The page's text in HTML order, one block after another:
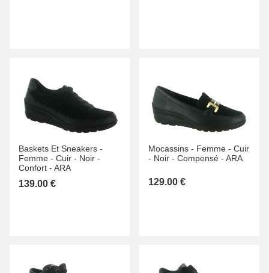
Baskets Et Sneakers -
Femme - Cuir - Noir -
Confort - ARA
139.00 €
Mocassins - Femme - Cuir
- Noir - Compensé - ARA
129.00 €